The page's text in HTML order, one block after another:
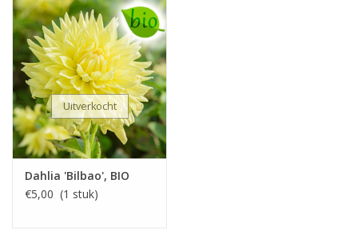
Uitverkocht
Dahlia 'Bilbao', BIO
€5,00 (1 stuk)